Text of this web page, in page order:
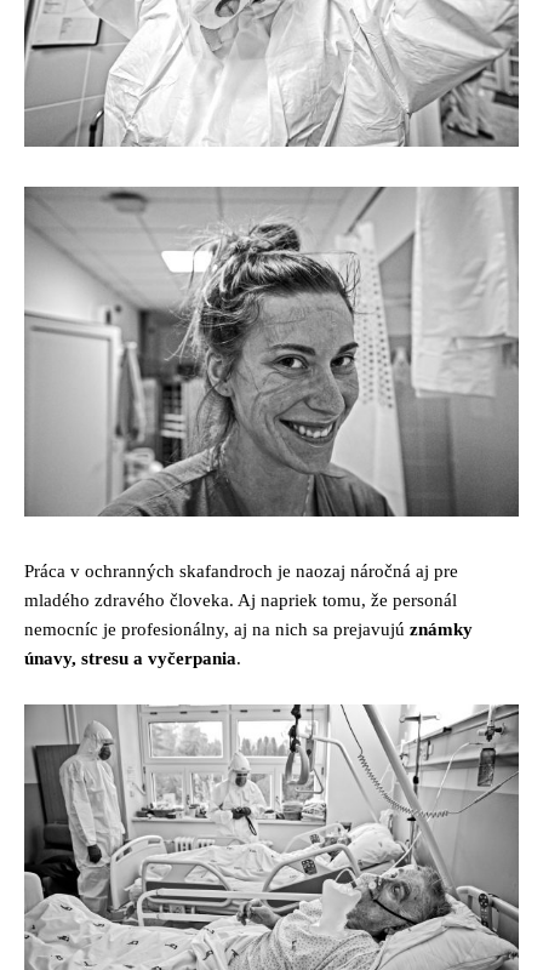
Práca v ochranných skafandroch je naozaj náročná aj pre
mladého zdravého človeka. Aj napriek tomu, že personál
nemocníc je profesionálny, aj na nich sa prejavujú známky
únavy, stresu a vyčerpania.